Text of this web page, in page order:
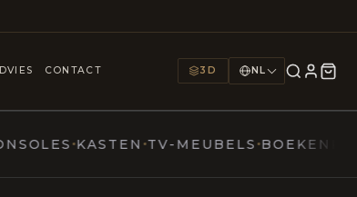
CONTACT 3D NL
KASTEN TV-MEUBELS BOEKENKASTEN